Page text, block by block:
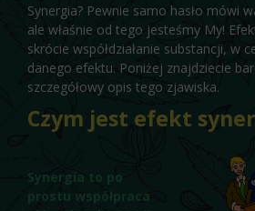
Synergia? Pewnie samo hasło mówi
ale właśnie od tego jesteśmy My!
skrócie współdziałanie substancji, w
danego efektu. Poniżej znajdziecie
szczegółowy opis tego zjawiska.
Czym jest efekt
Synergia to po
prostu współpraca